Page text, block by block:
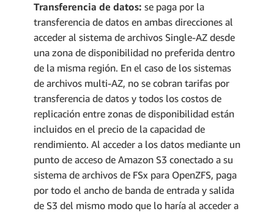
Transferencia de datos: se paga por la
transferencia de datos en ambas direcciones al
acceder al sistema de archivos Single-AZ desde
una zona de disponibilidad no preferida dentro
de la misma región. En el caso de los sistemas
de archivos multi-AZ, no se cobran tarifas por
transferencia de datos y todos los costos de
replicación entre zonas de disponibilidad están
incluidos en el precio de la capacidad de
rendimiento. Al acceder a los datos mediante un
punto de acceso de Amazon S3 conectado a su
sistema de archivos de FSx para OpenZFS, paga
por todo el ancho de banda de entrada y salida
de S3 del mismo modo que lo haría al acceder a